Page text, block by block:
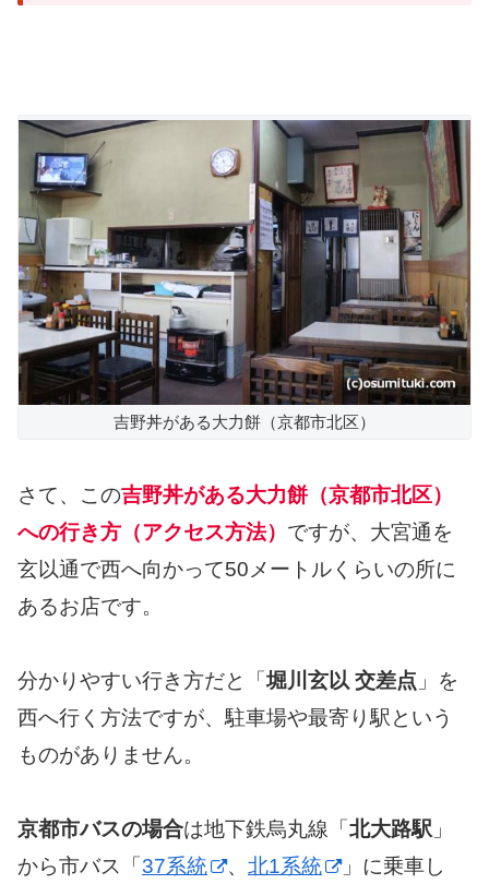
吉野丼がある大力餅（京都市北区）
さて、この吉野丼がある大力餅（京都市北区）
への行き方（アクセス方法） ですが、大宮通を
玄以通で西へ向かって50メートルくらいの所に
あるお店です。
分かりやすい行き方だと「堀川玄以 交差点 」を
西へ行く方法ですが、駐車場や最寄り駅という
ものがありません。
京都市バスの場合は地下鉄烏丸線「 北大路駅 」
から市バス「 37系統 、 北1系統 」に乗車し